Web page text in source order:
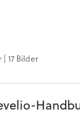
| 17 Bilder